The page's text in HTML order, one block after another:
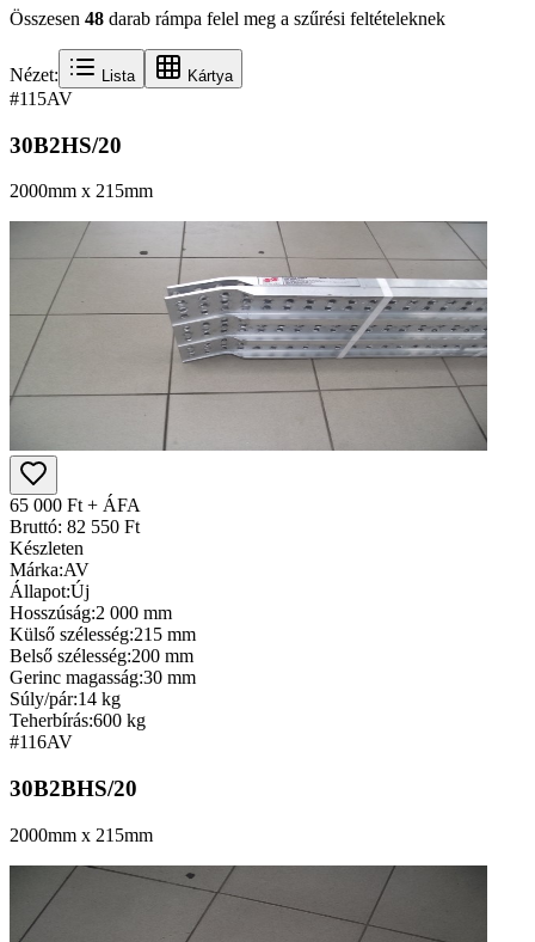
Összesen 48 darab rámpa felel meg a szűrési feltételeknek
Nézet: Lista Kártya
#115AV
30B2HS/20
2000mm x 215mm
65 000 Ft + ÁFA
Bruttó: 82 550 Ft
Készleten
Márka:AV
Állapot:Új
Hosszúság:2 000 mm
Külső szélesség:215 mm
Belső szélesség:200 mm
Gerinc magasság:30 mm
Súly/pár:14 kg
Teherbírás:600 kg
#116AV
30B2BHS/20
2000mm x 215mm